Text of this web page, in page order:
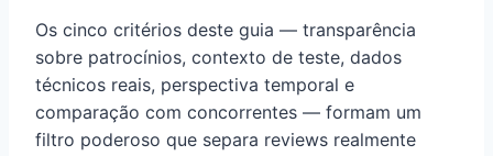
Os cinco critérios deste guia — transparência
sobre patrocínios, contexto de teste, dados
técnicos reais, perspectiva temporal e
comparação com concorrentes — formam um
filtro poderoso que separa reviews realmente